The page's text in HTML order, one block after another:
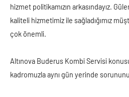
hizmet politikamızın arkasındayız.
kaliteli hizmetimiz ile sağladığımız
çok önemli.
Altınova Buderus Kombi Servisi
kadromuzla aynı gün yerinde